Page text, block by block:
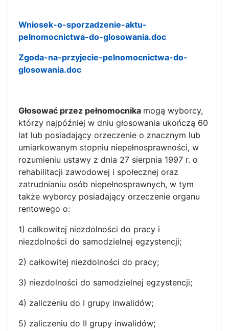
Wniosek-o-sporzadzenie-aktu-
pelnomocnictwa-do-glosowania.doc
Zgoda-na-przyjecie-pelnomocnictwa-do-
glosowania.doc
Głosować przez pełnomocnika mogą wyborcy,
którzy najpóźniej w dniu głosowania ukończą 60
lat lub posiadający orzeczenie o znacznym lub
umiarkowanym stopniu niepełnosprawności, w
rozumieniu ustawy z dnia 27 sierpnia 1997 r. o
rehabilitacji zawodowej i społecznej oraz
zatrudnianiu osób niepełnosprawnych, w tym
także wyborcy posiadający orzeczenie organu
rentowego o:
1) całkowitej niezdolności do pracy i
niezdolności do samodzielnej egzystencji;
2) całkowitej niezdolności do pracy;
3) niezdolności do samodzielnej egzystencji;
4) zaliczeniu do I grupy inwalidów;
5) zaliczeniu do II grupy inwalidów;